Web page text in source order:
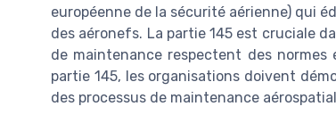
européenne de la sécurité aérienne) qui
des aéronefs. La partie 145 est cruciale
de maintenance respectent des
partie 145, les organisations doivent
des processus de maintenance